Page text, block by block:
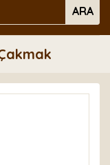
ARA